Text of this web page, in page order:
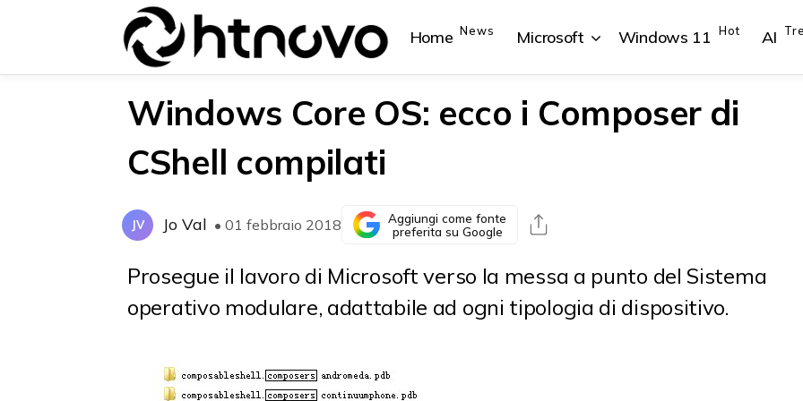
Home News Microsoft
{{POSTS[0].LABEL}}
Windows 11 Hot AI
{{POSTS[0].LABEL}}
Windows Core OS: ecco i Composer di
CShell compilati
JV Jo Val • 01 febbraio 2018
Aggiungi come fonte
preferita su Google
Prosegue il lavoro di Microsoft verso la messa a punto del Sistema
operativo modulare, adattabile ad ogni tipologia di dispositivo.